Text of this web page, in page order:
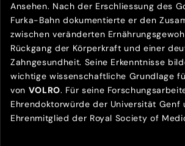
Ansehen. Nach der Erschliessung des
Furka-Bahn dokumentierte er den
zwischen veränderten
Rückgang der Körperkraft und einer
Zahngesundheit. Seine Erkenntnisse
wichtige wissenschaftliche Grundlage
von VOLRO. Für seine
Ehrendoktorwürde der Universität Genf
Ehrenmitglied der Royal Society of